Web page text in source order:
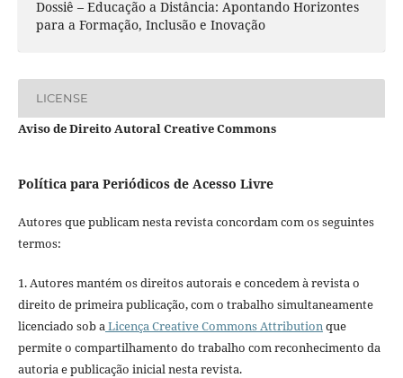
Dossiê – Educação a Distância: Apontando Horizontes
para a Formação, Inclusão e Inovação
LICENSE
Aviso de Direito Autoral Creative Commons
Política para Periódicos de Acesso Livre
Autores que publicam nesta revista concordam com os seguintes
termos:
1. Autores mantém os direitos autorais e concedem à revista o
direito de primeira publicação, com o trabalho simultaneamente
licenciado sob aLicença Creative Commons Attributionque
permite o compartilhamento do trabalho com reconhecimento da
autoria e publicação inicial nesta revista.